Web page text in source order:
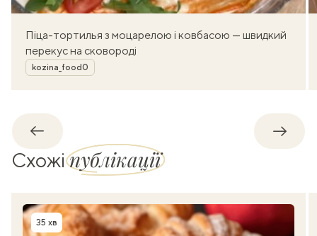
Піца-тортилья з моцарелою і ковбасою — швидкий
перекус на сковороді
Автор
kozina_food0
Назад
Схожіпублікації
Час приготування
35 хв